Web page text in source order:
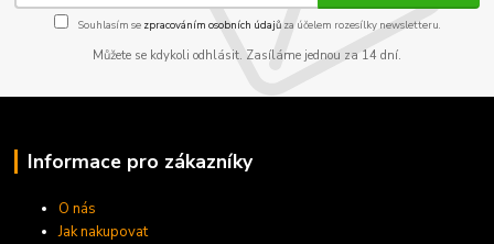
Souhlasím se zpracováním osobních údajůza účelem rozesílky newsletteru.
Můžete se kdykoli odhlásit. Zasíláme jednou za 14 dní.
Informace pro zákazníky
O nás
Jak nakupovat